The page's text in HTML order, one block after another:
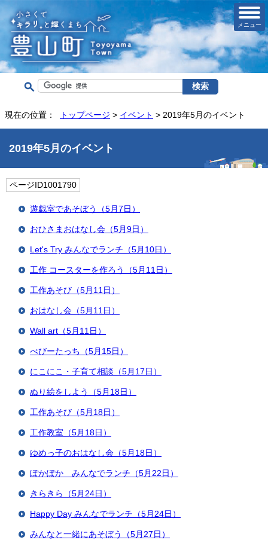
メニュー
現在の位置： トップページ > イベント > 2019年5月のイベント
2019年5月のイベント
ページID1001790
遊戯室であそぼう（5月7日）
おひさまおはなし会（5月9日）
Let's Try みんなでランチ（5月10日）
工作 コースターを作ろう（5月11日）
工作あそび（5月11日）
おはなし会（5月11日）
Wall art（5月11日）
べびーたっち（5月15日）
にこにこ・子育て相談（5月17日）
ぬり絵をしよう（5月18日）
工作あそび（5月18日）
工作教室（5月18日）
ゆめっ子のおはなし会（5月18日）
ぽかぽか みんなでランチ（5月22日）
きらきら（5月24日）
Happy Day みんなでランチ（5月24日）
みんなと一緒にあそぼう（5月27日）